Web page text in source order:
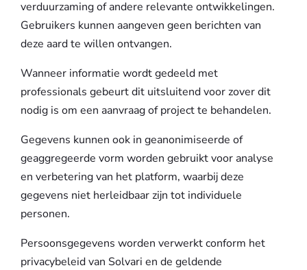
verduurzaming of andere relevante ontwikkelingen.
Gebruikers kunnen aangeven geen berichten van
deze aard te willen ontvangen.
Wanneer informatie wordt gedeeld met
professionals gebeurt dit uitsluitend voor zover dit
nodig is om een aanvraag of project te behandelen.
Gegevens kunnen ook in geanonimiseerde of
geaggregeerde vorm worden gebruikt voor analyse
en verbetering van het platform, waarbij deze
gegevens niet herleidbaar zijn tot individuele
personen.
Persoonsgegevens worden verwerkt conform het
privacybeleid van Solvari en de geldende